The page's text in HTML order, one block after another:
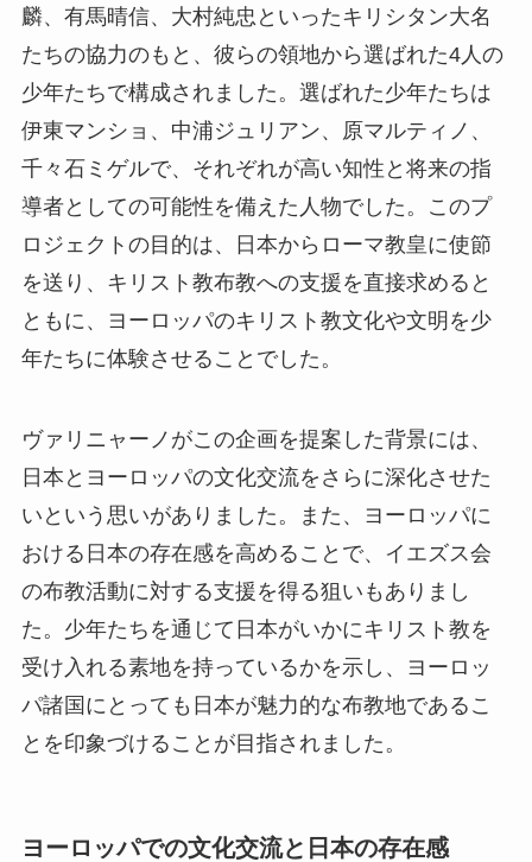
麟、有馬晴信、大村純忠といったキリシタン大名
たちの協力のもと、彼らの領地から選ばれた4人の
少年たちで構成されました。選ばれた少年たちは
伊東マンショ、中浦ジュリアン、原マルティノ、
千々石ミゲルで、それぞれが高い知性と将来の指
導者としての可能性を備えた人物でした。このプ
ロジェクトの目的は、日本からローマ教皇に使節
を送り、キリスト教布教への支援を直接求めると
ともに、ヨーロッパのキリスト教文化や文明を少
年たちに体験させることでした。
ヴァリニャーノがこの企画を提案した背景には、
日本とヨーロッパの文化交流をさらに深化させた
いという思いがありました。また、ヨーロッパに
おける日本の存在感を高めることで、イエズス会
の布教活動に対する支援を得る狙いもありまし
た。少年たちを通じて日本がいかにキリスト教を
受け入れる素地を持っているかを示し、ヨーロッ
パ諸国にとっても日本が魅力的な布教地であるこ
とを印象づけることが目指されました。
ヨーロッパでの文化交流と日本の存在感